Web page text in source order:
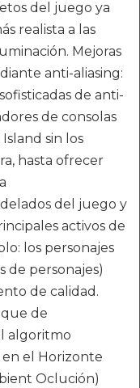
del juego ya
realista a las
Mejoras
anti-aliasing:
de anti-
de consolas
sin los
hasta ofrecer
del juego y
activos de
los personajes
de personajes)
de calidad.
de
algoritmo
el Horizonte
Oclución)